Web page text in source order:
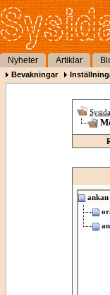
Nyheter Artiklar
Bevakningar
ankan